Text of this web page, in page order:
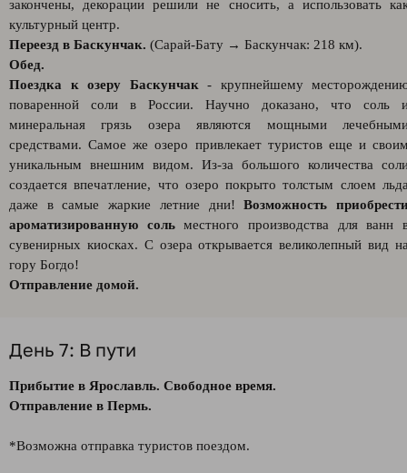
закончены, декорации решили не сносить, а использовать
культурный центр.
Переезд в Баскунчак. (Сарай-Бату → Баскунчак: 218 км).
Обед.
Поездка к озеру Баскунчак - крупнейшему
поваренной соли в России. Научно доказано, что соль
минеральная грязь озера являются мощными
средствами. Самое же озеро привлекает туристов еще и
уникальным внешним видом. Из-за большого количества
создается впечатление, что озеро покрыто толстым слоем
даже в самые жаркие летние дни!Возможность
ароматизированную сольместного производства для ванн
сувенирных киосках. С озера открывается великолепный вид
гору Богдо!
Отправление домой.
День 7: В пути
Прибытие в Ярославль. Свободное время.
Отправление в Пермь.
*Возможна отправка туристов поездом.